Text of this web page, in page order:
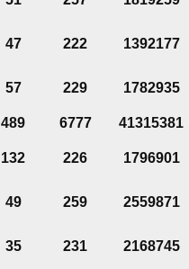
47 222 1392177
57 229 1782935
489 6777
41315381
132 226 1796901
49 259 2559871
35 231 2168745